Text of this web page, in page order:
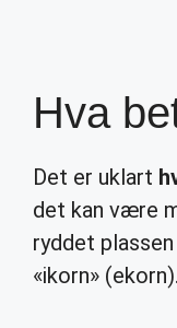
Hva
Det er uklart
det kan være
ryddet
«ikorn» (ekorn).